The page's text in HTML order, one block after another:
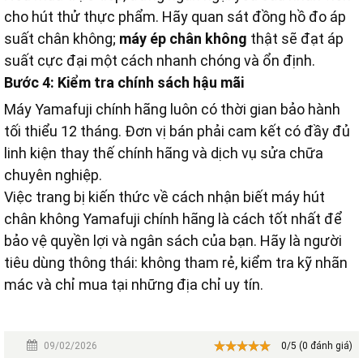
cho hút thử thực phẩm. Hãy quan sát đồng hồ đo áp
suất chân không; máy ép chân không thật sẽ đạt áp
suất cực đại một cách nhanh chóng và ổn định.
Bước 4: Kiểm tra chính sách hậu mãi
Máy Yamafuji chính hãng luôn có thời gian bảo hành
tối thiểu 12 tháng. Đơn vị bán phải cam kết có đầy đủ
linh kiện thay thế chính hãng và dịch vụ sửa chữa
chuyên nghiệp.
Việc trang bị kiến thức về cách nhận biết máy hút
chân không Yamafuji chính hãng là cách tốt nhất để
bảo vệ quyền lợi và ngân sách của bạn. Hãy là người
tiêu dùng thông thái: không tham rẻ, kiểm tra kỹ nhãn
mác và chỉ mua tại những địa chỉ uy tín.
09/02/2026 0/5 (0 đánh giá)